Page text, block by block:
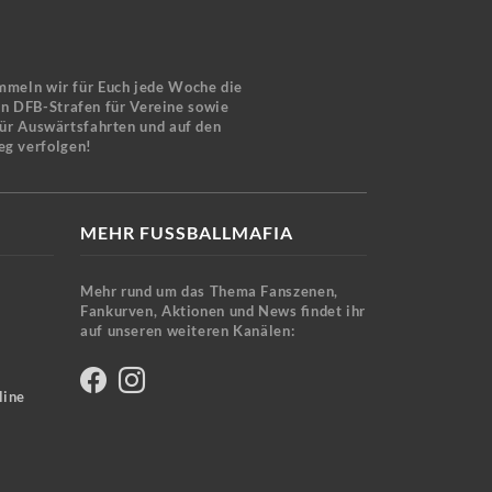
wir für Euch jede Woche die
DFB-Strafen für Vereine sowie
Auswärtsfahrten und auf den
verfolgen!
MEHR FUSSBALLMAFIA
Mehr rund um das Thema Fanszenen,
Fankurven, Aktionen und News findet ihr
auf unseren weiteren Kanälen: